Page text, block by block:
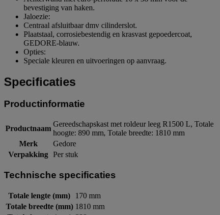
bevestiging van haken.
Jaloezie:
Centraal afsluitbaar dmv cilinderslot.
Plaatstaal, corrosiebestendig en krasvast gepoedercoat,
GEDORE-blauw.
Opties:
Speciale kleuren en uitvoeringen op aanvraag.
Specificaties
Productinformatie
Productnaam
Gereedschapskast met roldeur leeg R1500 L, Totale
hoogte: 890 mm, Totale breedte: 1810 mm
Merk
Gedore
Verpakking Per stuk
Technische specificaties
Totale lengte (mm)
170 mm
Totale breedte (mm) 1810 mm